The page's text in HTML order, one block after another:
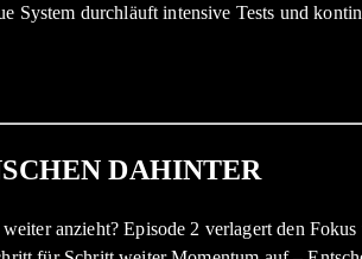
System durchläuft intensive Tests und
DAHINTER
anzieht? Episode 2 verlagert den